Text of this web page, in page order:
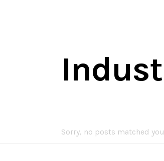
Sorry, no posts matched